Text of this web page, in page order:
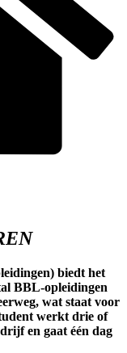
biedt het
BBL-opleidingen
wat staat voor
werkt drie of
en gaat één dag